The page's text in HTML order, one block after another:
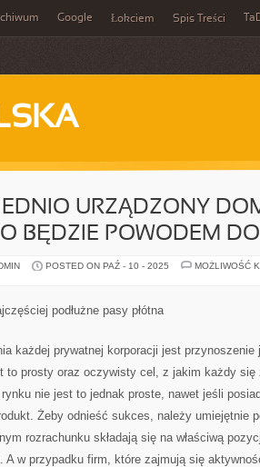
Google Łokciem Spis Treści
URZĄDZONY
BĘDZIE POWODEM
POSTED ON PAŹ - 10 - 2025
MOŻLIWOŚĆ
podłużne pasy płótna
każdej prywatnej korporacji jest przynoszenie
to prosty oraz oczywisty cel, z jakim każdy się
nie jest to jednak proste, nawet jeśli
Żeby odnieść sukces, należy umiejętnie
rozrachunku składają się na właściwą
A w przypadku firm, które zajmują się